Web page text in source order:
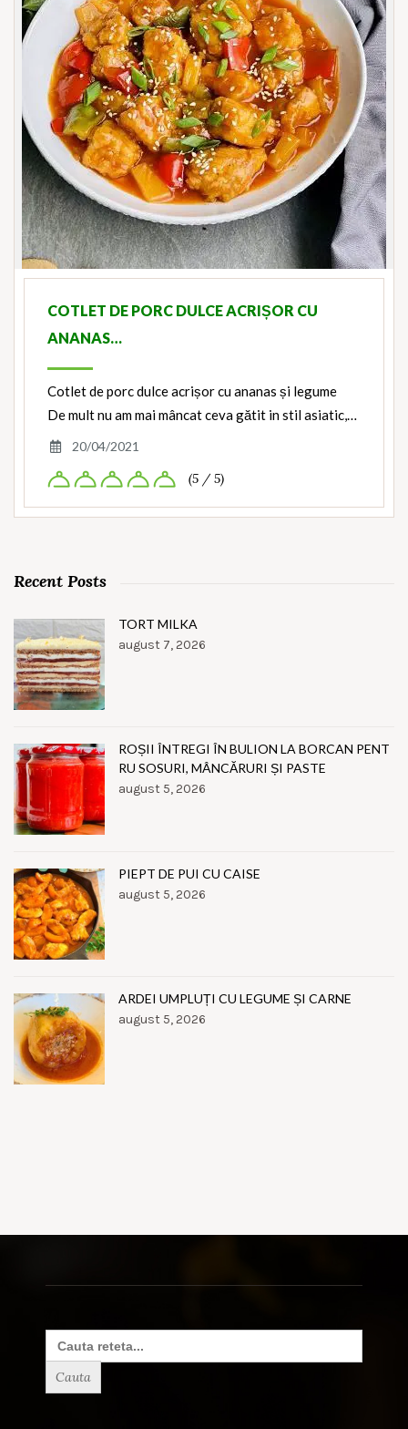
COTLET DE PORC DULCE ACRIȘOR CU
ANANAS…
Cotlet de porc dulce acrișor cu ananas și legume
De mult nu am mai mâncat ceva gătit in stil asiatic,…
20/04/2021
(5 / 5)
Recent Posts
TORT MILKA
august 7, 2026
ROȘII ÎNTREGI ÎN BULION LA BORCAN PENT
RU SOSURI, MÂNCĂRURI ȘI PASTE
august 5, 2026
PIEPT DE PUI CU CAISE
august 5, 2026
ARDEI UMPLUȚI CU LEGUME ȘI CARNE
august 5, 2026
Search
for: